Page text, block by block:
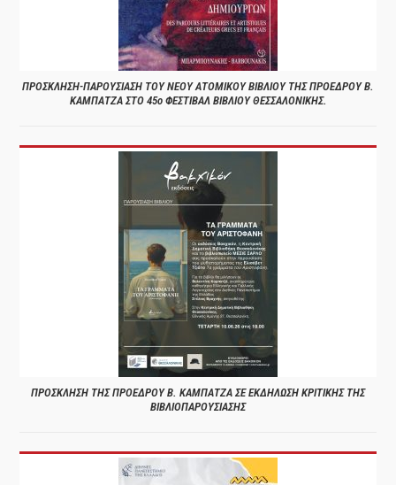
ΠΡΟΣΚΛΗΣΗ-ΠΑΡΟΥΣΙΑΣΗ ΤΟΥ ΝΕΟΥ ΑΤΟΜΙΚΟΥ ΒΙΒΛΙΟΥ ΤΗΣ ΠΡΟΕΔΡΟΥ Β.
ΚΑΜΠΑΤΖΑ ΣΤΟ 45ο ΦΕΣΤΙΒΑΛ ΒΙΒΛΙΟΥ ΘΕΣΣΑΛΟΝΙΚΗΣ.
ΠΡΟΣΚΛΗΣΗ ΤΗΣ ΠΡΟΕΔΡΟΥ Β. ΚΑΜΠΑΤΖΑ ΣΕ ΕΚΔΗΛΩΣΗ ΚΡΙΤΙΚΗΣ ΤΗΣ
ΒΙΒΛΙΟΠΑΡΟΥΣΙΑΣΗΣ